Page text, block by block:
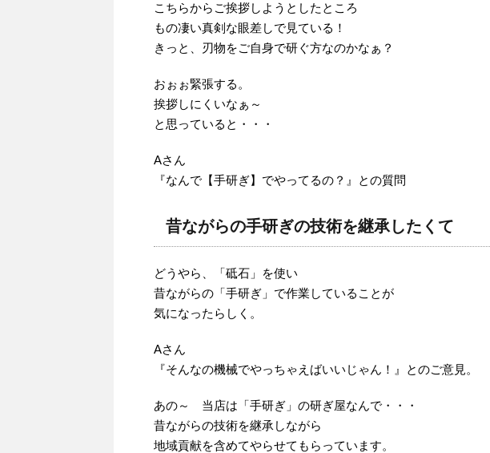
こちらからご挨拶しようとしたところ
もの凄い真剣な眼差しで見ている！
きっと、刃物をご自身で研ぐ方なのかなぁ？
おぉぉ緊張する。
挨拶しにくいなぁ～
と思っていると・・・
Aさん
『なんで【手研ぎ】でやってるの？』との質問
昔ながらの手研ぎの技術を継承したくて
どうやら、「砥石」を使い
昔ながらの「手研ぎ」で作業していることが
気になったらしく。
Aさん
『そんなの機械でやっちゃえばいいじゃん！』とのご意見。
あの～ 当店は「手研ぎ」の研ぎ屋なんで・・・
昔ながらの技術を継承しながら
地域貢献を含めてやらせてもらっています。